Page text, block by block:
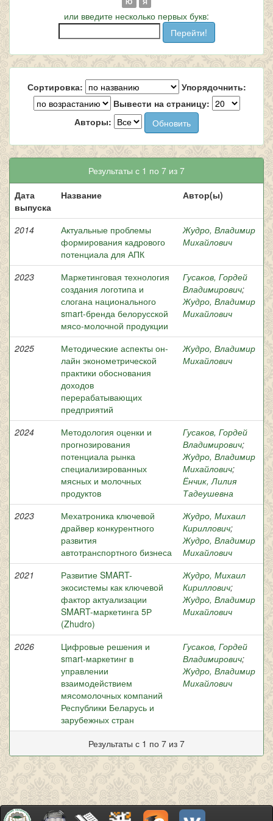
или введите несколько первых букв:
Сортировка:
Упорядочнить:
Вывести на страницу:
Авторы:
Результаты с 1 по 7 из 7
Дата
выпуска
Название Автор(ы)
2014
Актуальные проблемы
формирования кадрового
потенциала для АПК
Жудро, Владимир
Михайлович
2023
Маркетинговая технология
создания логотипа и
слогана национального
smart-бренда белорусской
мясо-молочной продукции
Гусаков, Гордей
Владимирович;
Жудро, Владимир
Михайлович
2025
Методические аспекты он-
лайн эконометрической
практики обоснования
доходов
перерабатывающих
предприятий
Жудро, Владимир
Михайлович
2024
Методология оценки и
прогнозирования
потенциала рынка
специализированных
мясных и молочных
продуктов
Гусаков, Гордей
Владимирович;
Жудро, Владимир
Михайлович;
Ёнчик, Лилия
Тадеушевна
2023
Мехатроника ключевой
драйвер конкурентного
развития
автотранспортного бизнеса
Жудро, Михаил
Кириллович;
Жудро, Владимир
Михайлович
2021
Развитие SMART-
экосистемы как ключевой
фактор актуализации
SMART-маркетинга 5Р
(Zhudro)
Жудро, Михаил
Кириллович;
Жудро, Владимир
Михайлович
2026
Цифровые решения и
smart-маркетинг в
управлении
взаимодействием
мясомолочных компаний
Республики Беларусь и
зарубежных стран
Гусаков, Гордей
Владимирович;
Жудро, Владимир
Михайлович
Результаты с 1 по 7 из 7